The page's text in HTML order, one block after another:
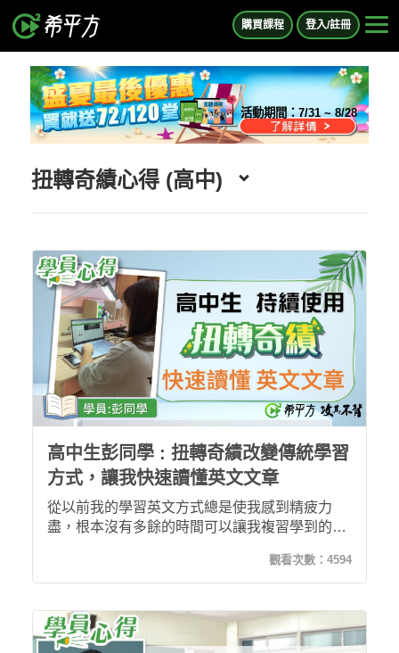
購買課程 登入/註冊
活動期間：7/31 ~ 8/28
扭轉奇績心得 (高中)
高中生彭同學 : 扭轉奇績改變傳統學習
方式，讓我快速讀懂英文文章
從以前我的學習英文方式總是使我感到精疲力
盡，根本沒有多餘的時間可以讓我複習學到的英
文實力，我開始使用希平方專門針對高中英文的
扭轉奇績課程，而這樣的學習方式，徹底改變了
學得更多更完整。我持續使用到高二階段，發現
自己在閱讀英文文章的速度竟比以往還要來的快
觀看次數： 4594